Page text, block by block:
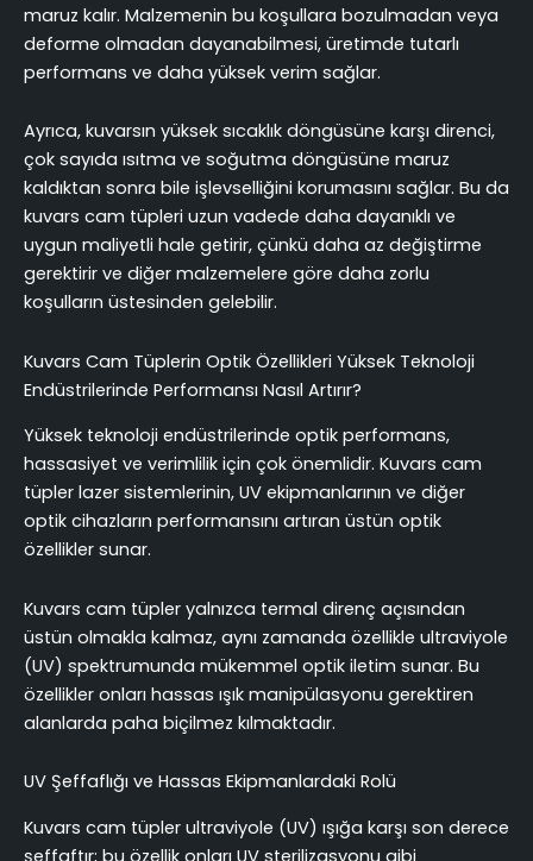
maruz kalır. Malzemenin bu koşullara bozulmadan veya
deforme olmadan dayanabilmesi, üretimde tutarlı
performans ve daha yüksek verim sağlar.
Ayrıca, kuvarsın yüksek sıcaklık döngüsüne karşı direnci,
çok sayıda ısıtma ve soğutma döngüsüne maruz
kaldıktan sonra bile işlevselliğini korumasını sağlar. Bu da
kuvars cam tüpleri uzun vadede daha dayanıklı ve
uygun maliyetli hale getirir, çünkü daha az değiştirme
gerektirir ve diğer malzemelere göre daha zorlu
koşulların üstesinden gelebilir.
Kuvars Cam Tüplerin Optik Özellikleri Yüksek Teknoloji
Endüstrilerinde Performansı Nasıl Artırır?
Yüksek teknoloji endüstrilerinde optik performans,
hassasiyet ve verimlilik için çok önemlidir. Kuvars cam
tüpler lazer sistemlerinin, UV ekipmanlarının ve diğer
optik cihazların performansını artıran üstün optik
özellikler sunar.
Kuvars cam tüpler yalnızca termal direnç açısından
üstün olmakla kalmaz, aynı zamanda özellikle ultraviyole
(UV) spektrumunda mükemmel optik iletim sunar. Bu
özellikler onları hassas ışık manipülasyonu gerektiren
alanlarda paha biçilmez kılmaktadır.
UV Şeffaflığı ve Hassas Ekipmanlardaki Rolü
Kuvars cam tüpler ultraviyole (UV) ışığa karşı son derece
şeffaftır; bu özellik onları UV sterilizasyonu gibi